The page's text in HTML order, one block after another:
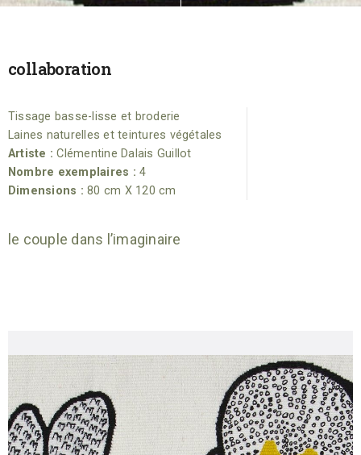
collaboration
Tissage basse-lisse et broderie
Laines naturelles et teintures végétales
Artiste : Clémentine Dalais Guillot
Nombre exemplaires : 4
Dimensions : 80 cm X 120 cm
le couple dans l’imaginaire